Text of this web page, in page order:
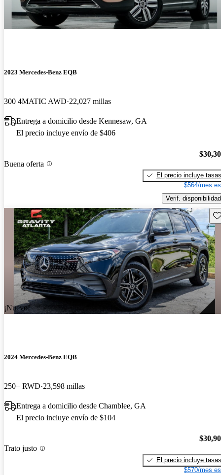
2023 Mercedes-Benz EQB
300 4MATIC AWD 22,027 millas
Entrega a domicilio desde Kennesaw, GA
El precio incluye envío de $406
Buena oferta
El precio incluye tasas
$564/mes
Verif. disponibilidad
¡Nuevo!
2024 Mercedes-Benz EQB
250+ RWD 23,598 millas
Entrega a domicilio desde Chamblee, GA
El precio incluye envío de $104
Trato justo
El precio incluye tasas
$570/mes